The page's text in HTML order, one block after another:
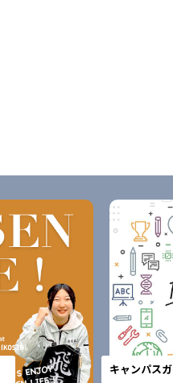
キャンパス